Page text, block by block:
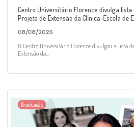
Centro Universitário Florence divulga lista
Projeto de Extensão da Clínica-Escola de
08/08/2026
O Centro Universitário Florence divulgou a lista
Extensão da...
Graduação